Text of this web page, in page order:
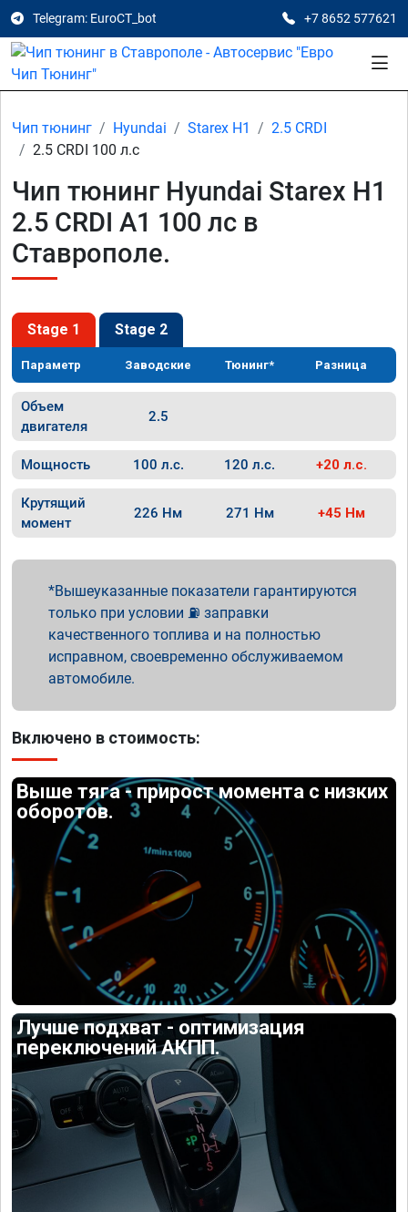
Telegram: EuroCT_bot +7 8652 577621
Чип тюнинг Hyundai Starex H1
2.5 CRDI
2.5 CRDI 100 л.с
Чип тюнинг Hyundai Starex H1
2.5 CRDI A1 100 лс в
Ставрополе.
Stage 1 Stage 2
Параметр Заводские Тюнинг* Разница
Объем
двигателя
2.5
Мощность 100 л.с. 120 л.с. +20 л.с.
Крутящий
момент
226 Нм 271 Нм +45 Нм
Вышеуказанные показатели гарантируются
только при условии ⛽ заправки
качественного топлива и на полностью
исправном, своевременно обслуживаемом
автомобиле.
Включено в стоимость:
Выше тяга - прирост момента с низких
оборотов.
Лучше подхват - оптимизация
переключений АКПП.